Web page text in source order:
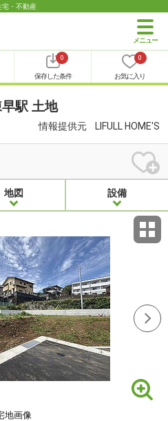
宅・不動産
0
保存した条件
0
お気に入り
駅 土地
情報提供元 LIFULL HOME'S
地図 設備
地画像